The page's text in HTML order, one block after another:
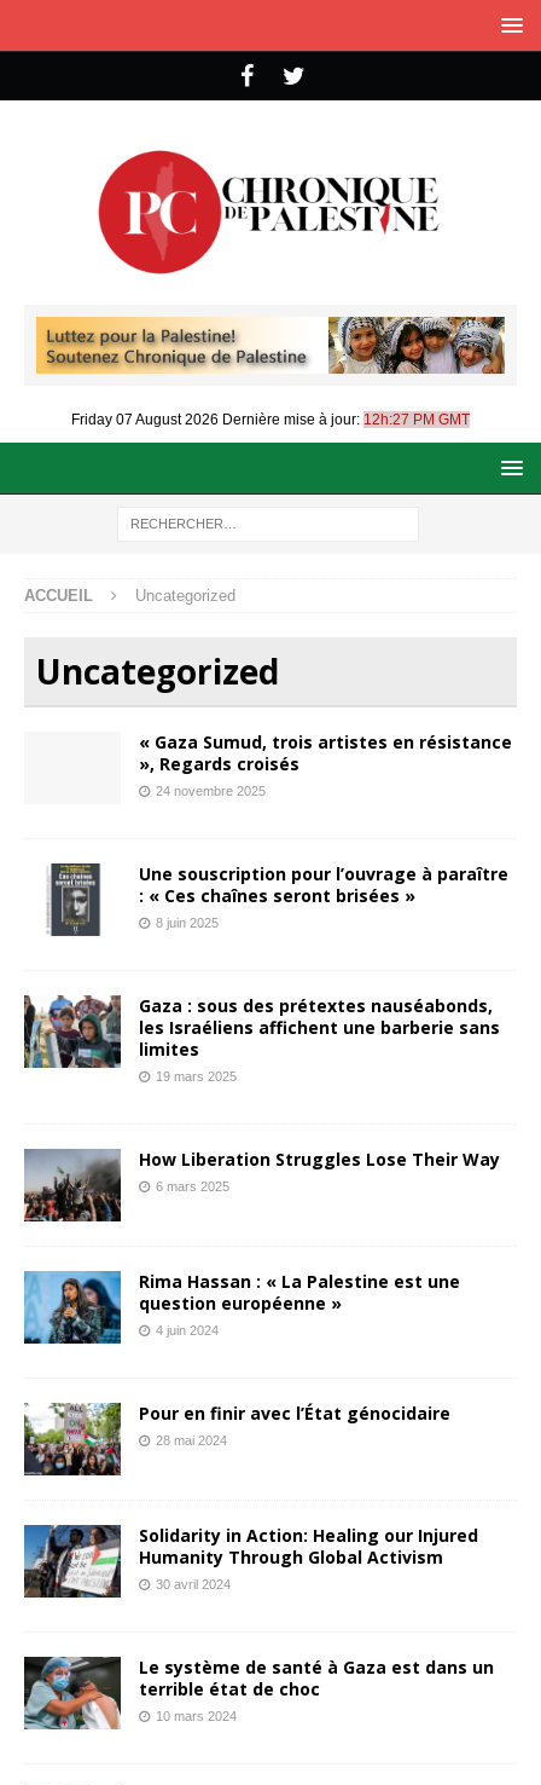
Friday 07 August 2026 Dernière mise à jour: 12h:27 PM GMT
ACCUEIL Uncategorized
Uncategorized
« Gaza Sumud, trois artistes en résistance
», Regards croisés
24 novembre 2025
Une souscription pour l’ouvrage à paraître
: « Ces chaînes seront brisées »
8 juin 2025
Gaza : sous des prétextes nauséabonds,
les Israéliens affichent une barberie sans
limites
19 mars 2025
How Liberation Struggles Lose Their Way
6 mars 2025
Rima Hassan : « La Palestine est une
question européenne »
4 juin 2024
Pour en finir avec l’État génocidaire
28 mai 2024
Solidarity in Action: Healing our Injured
Humanity Through Global Activism
30 avril 2024
Le système de santé à Gaza est dans un
terrible état de choc
10 mars 2024